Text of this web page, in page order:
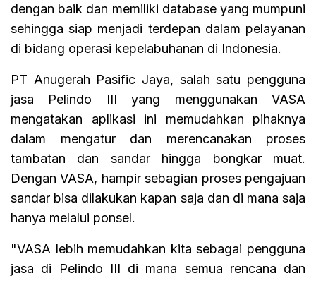
dengan baik dan memiliki database yang mumpuni
sehingga siap menjadi terdepan dalam pelayanan
di bidang operasi kepelabuhanan di Indonesia.
PT Anugerah Pasific Jaya, salah satu pengguna
jasa Pelindo III yang menggunakan VASA
mengatakan aplikasi ini memudahkan pihaknya
dalam mengatur dan merencanakan proses
tambatan dan sandar hingga bongkar muat.
Dengan VASA, hampir sebagian proses pengajuan
sandar bisa dilakukan kapan saja dan di mana saja
hanya melalui ponsel.
"VASA lebih memudahkan kita sebagai pengguna
jasa di Pelindo III di mana semua rencana dan